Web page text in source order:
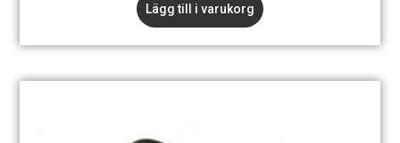
Lägg till i varukorg